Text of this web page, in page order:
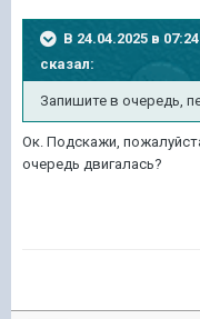
В 24.04.2025 в
сказал:
Запишите в очередь,
Ок. Подскажи,
очередь двигалась?